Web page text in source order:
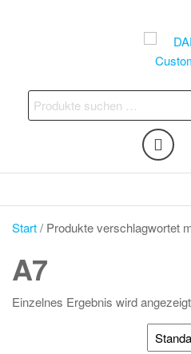
DAP Customs
Suchen
nach:
Start/ Produkte verschlagwortet
A7
Einzelnes Ergebnis wird angezeigt